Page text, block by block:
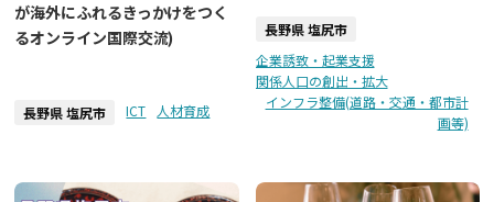
が海外にふれるきっかけをつく
るオンライン国際交流)
長野県 塩尻市 ICT 人材育成
長野県 塩尻市
企業誘致・起業支援
関係人口の創出・拡大
インフラ整備(道路・交通・都市計
画等)